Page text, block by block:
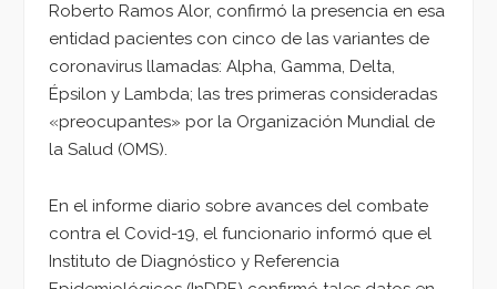
Roberto Ramos Alor, confirmó la presencia en esa
entidad pacientes con cinco de las variantes de
coronavirus llamadas: Alpha, Gamma, Delta,
Épsilon y Lambda; las tres primeras consideradas
«preocupantes» por la Organización Mundial de
la Salud (OMS).
En el informe diario sobre avances del combate
contra el Covid-19, el funcionario informó que el
Instituto de Diagnóstico y Referencia